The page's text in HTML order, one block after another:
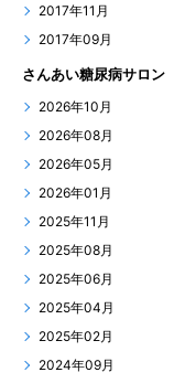
2017年11月
2017年09月
さんあい糖尿病サロン
2026年10月
2026年08月
2026年05月
2026年01月
2025年11月
2025年08月
2025年06月
2025年04月
2025年02月
2024年09月